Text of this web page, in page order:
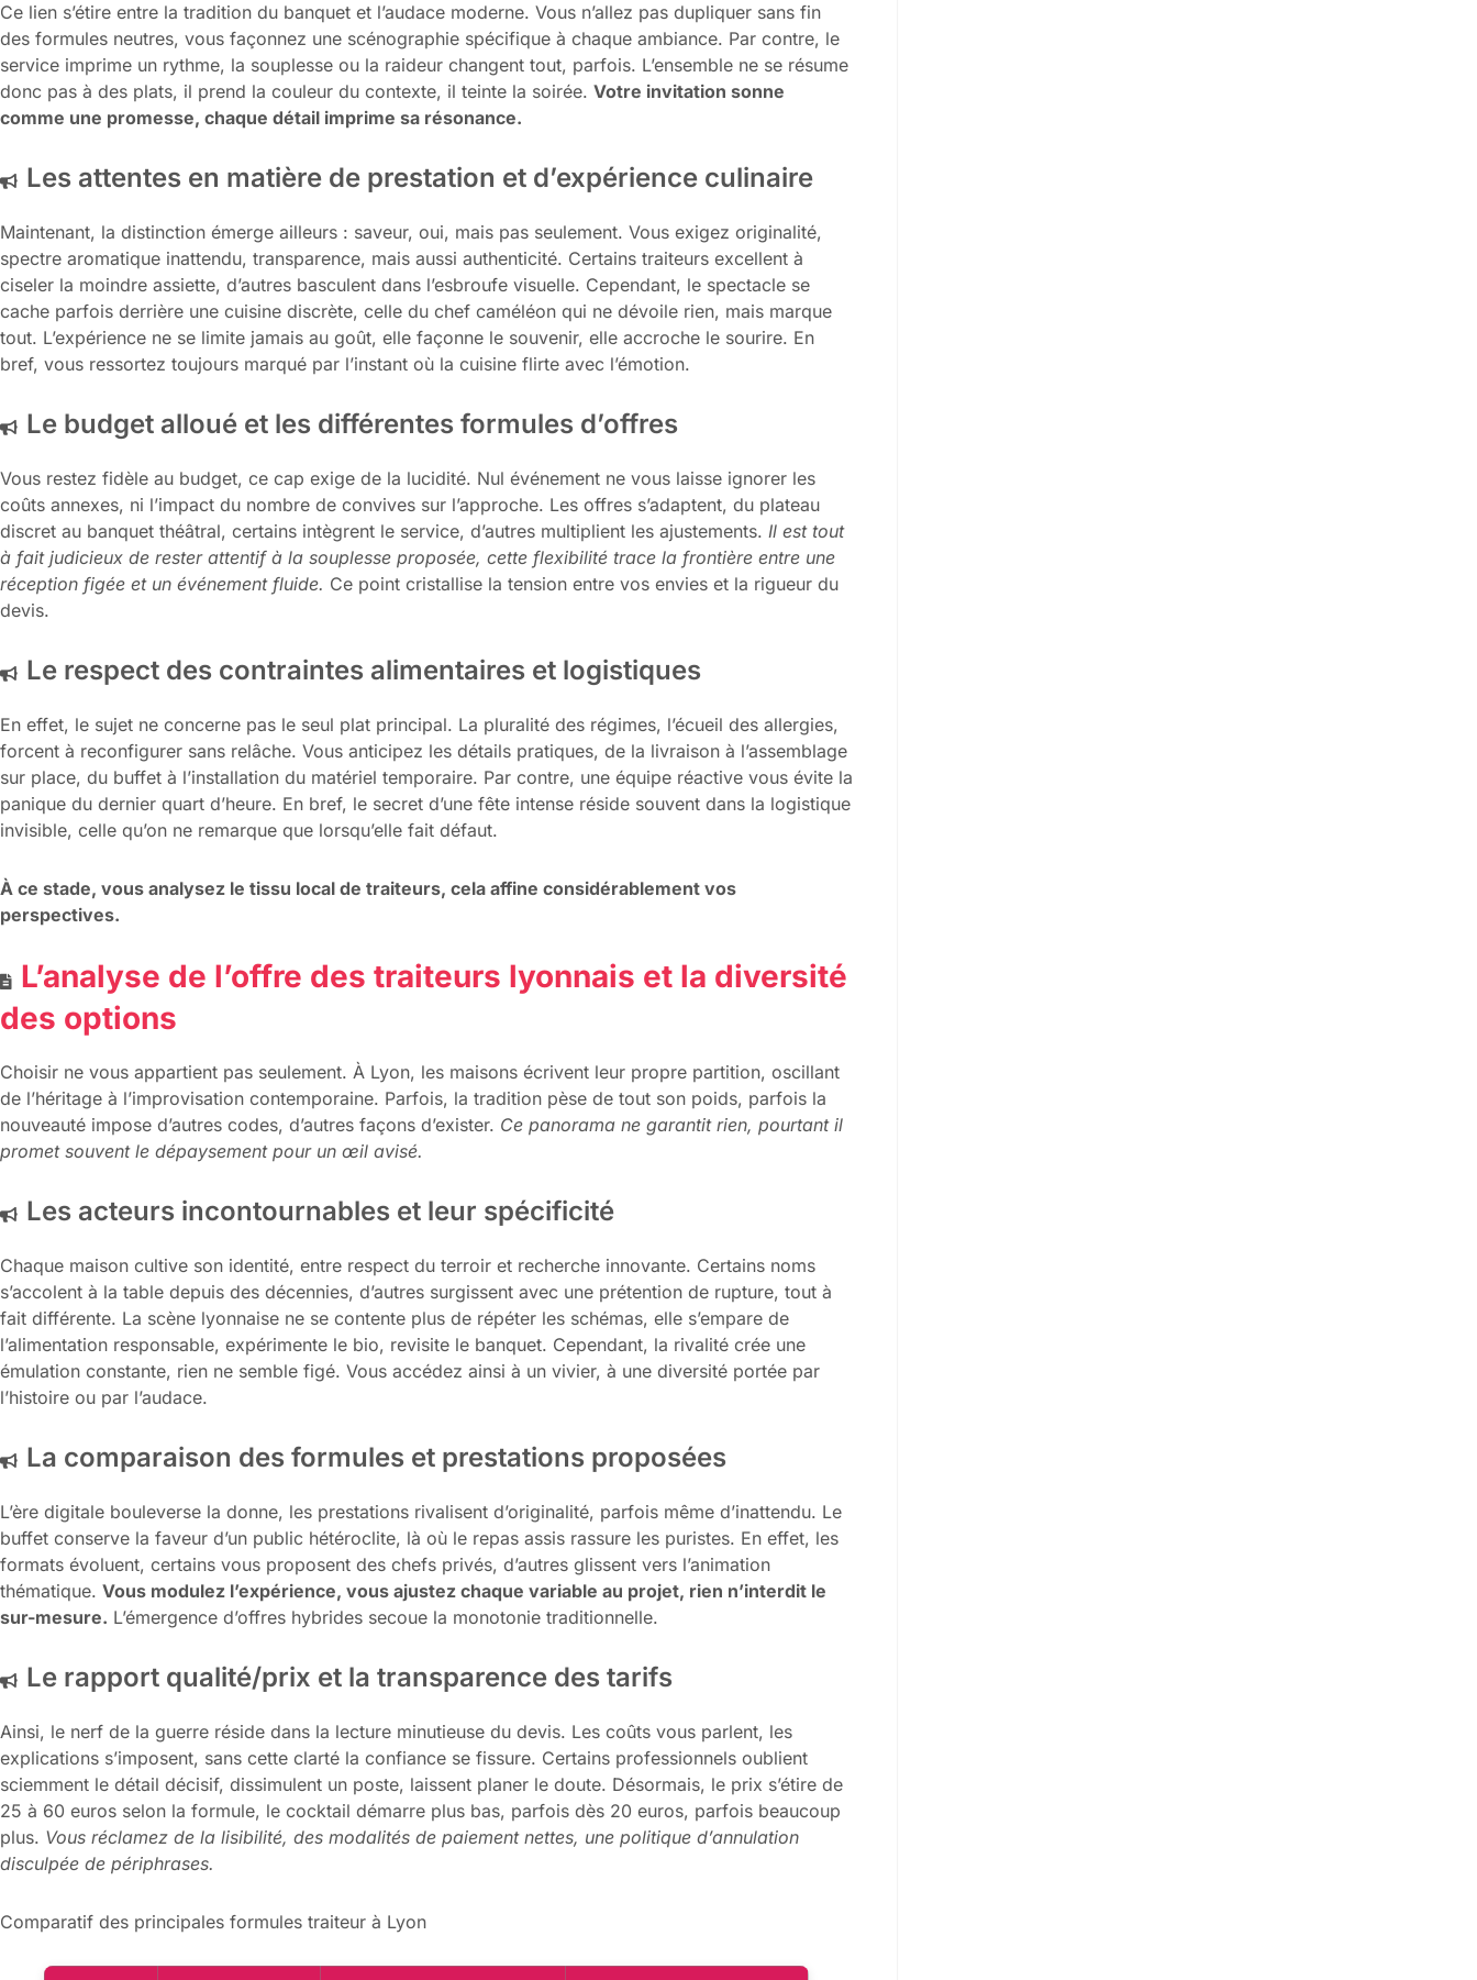
Ce lien s’étire entre la tradition du banquet et l’audace moderne. Vous n’allez pas dupliquer sans fin
des formules neutres, vous façonnez une scénographie spécifique à chaque ambiance. Par contre, le
service imprime un rythme, la souplesse ou la raideur changent tout, parfois. L’ensemble ne se résume
donc pas à des plats, il prend la couleur du contexte, il teinte la soirée. Votre invitation sonne
comme une promesse, chaque détail imprime sa résonance.
Les attentes en matière de prestation et d’expérience culinaire
Maintenant, la distinction émerge ailleurs : saveur, oui, mais pas seulement. Vous exigez originalité,
spectre aromatique inattendu, transparence, mais aussi authenticité. Certains traiteurs excellent à
ciseler la moindre assiette, d’autres basculent dans l’esbroufe visuelle. Cependant, le spectacle se
cache parfois derrière une cuisine discrète, celle du chef caméléon qui ne dévoile rien, mais marque
tout. L’expérience ne se limite jamais au goût, elle façonne le souvenir, elle accroche le sourire. En
bref, vous ressortez toujours marqué par l’instant où la cuisine flirte avec l’émotion.
Le budget alloué et les différentes formules d’offres
Vous restez fidèle au budget, ce cap exige de la lucidité. Nul événement ne vous laisse ignorer les
coûts annexes, ni l’impact du nombre de convives sur l’approche. Les offres s’adaptent, du plateau
discret au banquet théâtral, certains intègrent le service, d’autres multiplient les ajustements. Il est tout
à fait judicieux de rester attentif à la souplesse proposée, cette flexibilité trace la frontière entre une
réception figée et un événement fluide. Ce point cristallise la tension entre vos envies et la rigueur du
devis.
Le respect des contraintes alimentaires et logistiques
En effet, le sujet ne concerne pas le seul plat principal. La pluralité des régimes, l’écueil des allergies,
forcent à reconfigurer sans relâche. Vous anticipez les détails pratiques, de la livraison à l’assemblage
sur place, du buffet à l’installation du matériel temporaire. Par contre, une équipe réactive vous évite la
panique du dernier quart d’heure. En bref, le secret d’une fête intense réside souvent dans la logistique
invisible, celle qu’on ne remarque que lorsqu’elle fait défaut.
À ce stade, vous analysez le tissu local de traiteurs, cela affine considérablement vos
perspectives.
L’analyse de l’offre des traiteurs lyonnais et la diversité
des options
Choisir ne vous appartient pas seulement. À Lyon, les maisons écrivent leur propre partition, oscillant
de l’héritage à l’improvisation contemporaine. Parfois, la tradition pèse de tout son poids, parfois la
nouveauté impose d’autres codes, d’autres façons d’exister. Ce panorama ne garantit rien, pourtant il
promet souvent le dépaysement pour un œil avisé.
Les acteurs incontournables et leur spécificité
Chaque maison cultive son identité, entre respect du terroir et recherche innovante. Certains noms
s’accolent à la table depuis des décennies, d’autres surgissent avec une prétention de rupture, tout à
fait différente. La scène lyonnaise ne se contente plus de répéter les schémas, elle s’empare de
l’alimentation responsable, expérimente le bio, revisite le banquet. Cependant, la rivalité crée une
émulation constante, rien ne semble figé. Vous accédez ainsi à un vivier, à une diversité portée par
l’histoire ou par l’audace.
La comparaison des formules et prestations proposées
L’ère digitale bouleverse la donne, les prestations rivalisent d’originalité, parfois même d’inattendu. Le
buffet conserve la faveur d’un public hétéroclite, là où le repas assis rassure les puristes. En effet, les
formats évoluent, certains vous proposent des chefs privés, d’autres glissent vers l’animation
thématique. Vous modulez l’expérience, vous ajustez chaque variable au projet, rien n’interdit le
sur-mesure. L’émergence d’offres hybrides secoue la monotonie traditionnelle.
Le rapport qualité/prix et la transparence des tarifs
Ainsi, le nerf de la guerre réside dans la lecture minutieuse du devis. Les coûts vous parlent, les
explications s’imposent, sans cette clarté la confiance se fissure. Certains professionnels oublient
sciemment le détail décisif, dissimulent un poste, laissent planer le doute. Désormais, le prix s’étire de
25 à 60 euros selon la formule, le cocktail démarre plus bas, parfois dès 20 euros, parfois beaucoup
plus. Vous réclamez de la lisibilité, des modalités de paiement nettes, une politique d’annulation
disculpée de périphrases.
Comparatif des principales formules traiteur à Lyon